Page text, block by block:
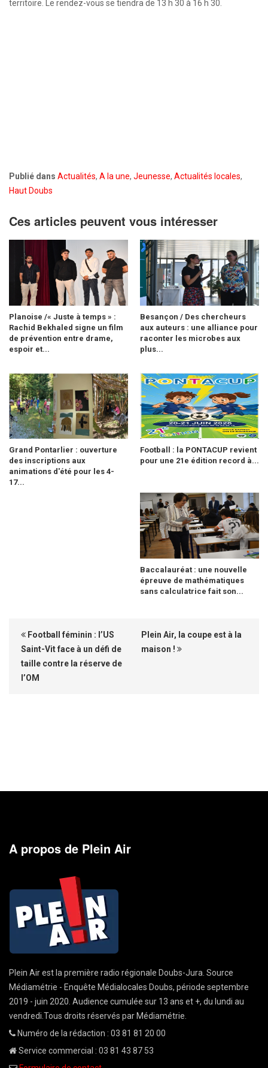
territoire. Le rendez-vous se tiendra de 13 h 30 à 16 h 30.
Publié dans Actualités, A la une, Jeunesse, Actualités locales,
Haut Doubs
Ces articles peuvent vous intéresser
Planoise /« Juste à temps » :
Rachid Bekhaled signe un film
de prévention entre drame,
espoir et...
Besançon / Des chercheurs
aux auteurs : une alliance pour
raconter les microbes aux
plus...
Grand Pontarlier : ouverture
des inscriptions aux
animations d'été pour les 4-
17...
Football : la PONTACUP revient
pour une 21e édition record à...
Baccalauréat : une nouvelle
épreuve de mathématiques
sans calculatrice fait son...
Football féminin : l’US
Saint-Vit face à un défi de
taille contre la réserve de
l’OM
Plein Air, la coupe est à la
maison !
A propos de Plein Air
Plein Air est la première radio régionale Doubs-Jura. Source
Médiamétrie - Enquête Médialocales Doubs, période septembre
2019 - juin 2020. Audience cumulée sur 13 ans et +, du lundi au
vendredi.Tous droits réservés par Médiamétrie.
Numéro de la rédaction : 03 81 81 20 00
Service commercial : 03 81 43 87 53